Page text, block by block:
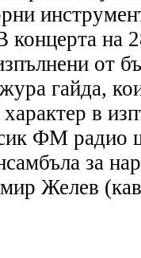
концерта на
от
гайда,
в
ФМ радио
за
Желев